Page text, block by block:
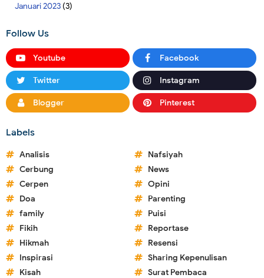
Januari 2023(3)
Follow Us
Youtube Facebook
Twitter Instagram
Blogger Pinterest
Labels
Analisis
Cerbung
Cerpen
Doa
family
Fikih
Hikmah
Inspirasi
Kisah
Nafsiyah
News
Opini
Parenting
Puisi
Reportase
Resensi
Sharing Kepenulisan
Surat Pembaca